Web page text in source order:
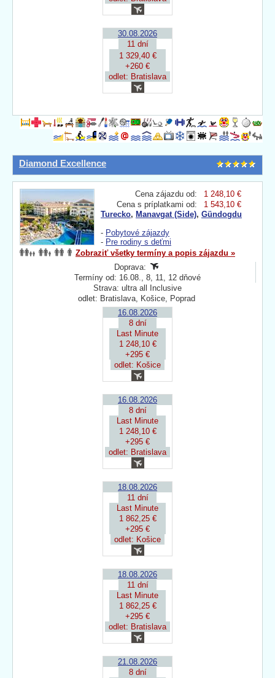
30.08.2026
11 dní
1 329,40 €
+260 €
odlet: Bratislava
Diamond Excellence
Cena zájazdu od:
1 248,10 €
Cena s príplatkami od:
1 543,10 €
Turecko, Manavgat (Side), Gündogdu
- Pobytové zájazdy
- Pre rodiny s deťmi
Zobraziť všetky termíny a popis zájazdu »
Doprava:
Termíny od: 16.08., 8, 11, 12 dňové
Strava: ultra all Inclusive
odlet: Bratislava, Košice, Poprad
16.08.2026
8 dní
Last Minute
1 248,10 €
+295 €
odlet: Košice
16.08.2026
8 dní
Last Minute
1 248,10 €
+295 €
odlet: Bratislava
18.08.2026
11 dní
Last Minute
1 862,25 €
+295 €
odlet: Košice
18.08.2026
11 dní
Last Minute
1 862,25 €
+295 €
odlet: Bratislava
21.08.2026
8 dní